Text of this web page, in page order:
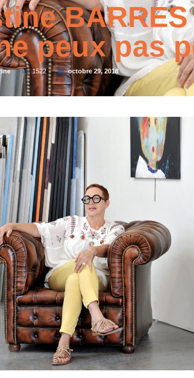
BARRES
peux pas
1522 octobre 29, 2018